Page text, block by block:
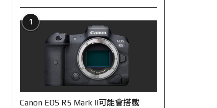
1
Canon EOS R5 Mark II可能會搭載